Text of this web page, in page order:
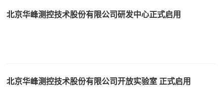
北京华峰测控技术股份有限公司研发中心正式启用
北京华峰测控技术股份有限公司开放实验室 正式启用